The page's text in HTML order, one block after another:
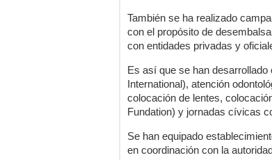
También se ha realizado
con el propósito de
con entidades privadas y
Es así que se han
International), atención
colocación de lentes,
Fundation) y jornadas cívicas
Se han equipado
en coordinación con la